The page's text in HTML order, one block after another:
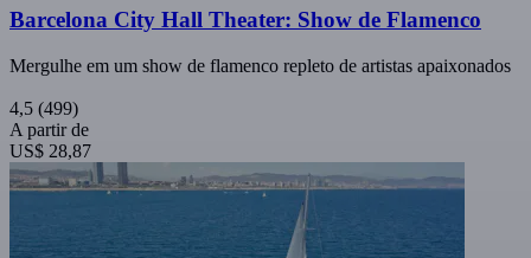
Barcelona City Hall Theater: Show de Flamenco
Mergulhe em um show de flamenco repleto de artistas apaixonados
4,5 (499)
A partir de
US$ 28,87